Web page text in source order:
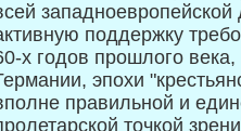
поддержку
х годов прошлого
эпохи
правильной и
точкой